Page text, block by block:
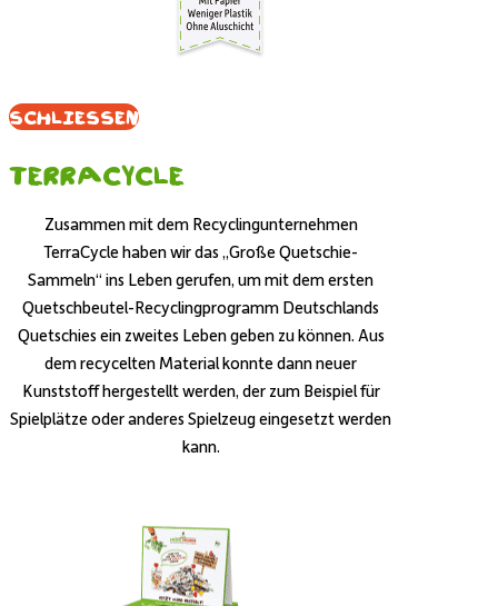
Schliessen
Terracycle
Zusammen mit dem Recyclingunternehmen
TerraCycle haben wir das „Große Quetschie-
Sammeln“ ins Leben gerufen, um mit dem ersten
Quetschbeutel-Recyclingprogramm Deutschlands
Quetschies ein zweites Leben geben zu können. Aus
dem recycelten Material konnte dann neuer
Kunststoff hergestellt werden, der zum Beispiel für
Spielplätze oder anderes Spielzeug eingesetzt werden
kann.